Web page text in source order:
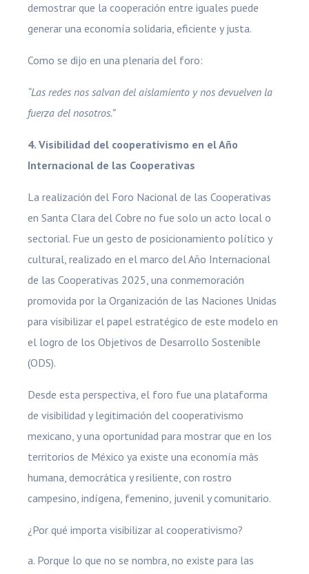
demostrar que la cooperación entre iguales puede
generar una economía solidaria, eficiente y justa.
Como se dijo en una plenaria del foro:
“Las redes nos salvan del aislamiento y nos devuelven la
fuerza del nosotros.”
4. Visibilidad del cooperativismo en el Año
Internacional de las Cooperativas
La realización del Foro Nacional de las Cooperativas
en Santa Clara del Cobre no fue solo un acto local o
sectorial. Fue un gesto de posicionamiento político y
cultural, realizado en el marco del Año Internacional
de las Cooperativas 2025, una conmemoración
promovida por la Organización de las Naciones Unidas
para visibilizar el papel estratégico de este modelo en
el logro de los Objetivos de Desarrollo Sostenible
(ODS).
Desde esta perspectiva, el foro fue una plataforma
de visibilidad y legitimación del cooperativismo
mexicano, y una oportunidad para mostrar que en los
territorios de México ya existe una economía más
humana, democrática y resiliente, con rostro
campesino, indígena, femenino, juvenil y comunitario.
¿Por qué importa visibilizar al cooperativismo?
Porque lo que no se nombra, no existe para las